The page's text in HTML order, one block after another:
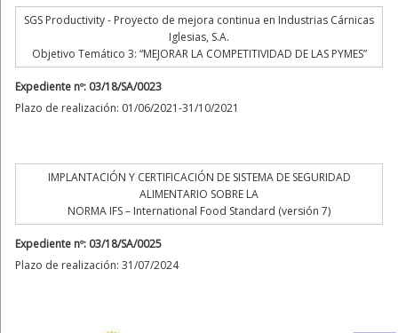
SGS Productivity - Proyecto de mejora continua en Industrias Cárnicas
Iglesias, S.A.
Objetivo Temático 3: “MEJORAR LA COMPETITIVIDAD DE LAS PYMES”
Expediente nº: 03/18/SA/0023
Plazo de realización: 01/06/2021-31/10/2021
IMPLANTACIÓN Y CERTIFICACIÓN DE SISTEMA DE SEGURIDAD
ALIMENTARIO SOBRE LA
NORMA IFS – International Food Standard (versión 7)
Expediente nº: 03/18/SA/0025
Plazo de realización: 31/07/2024